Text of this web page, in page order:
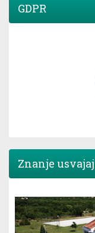
GDPR
Znanje